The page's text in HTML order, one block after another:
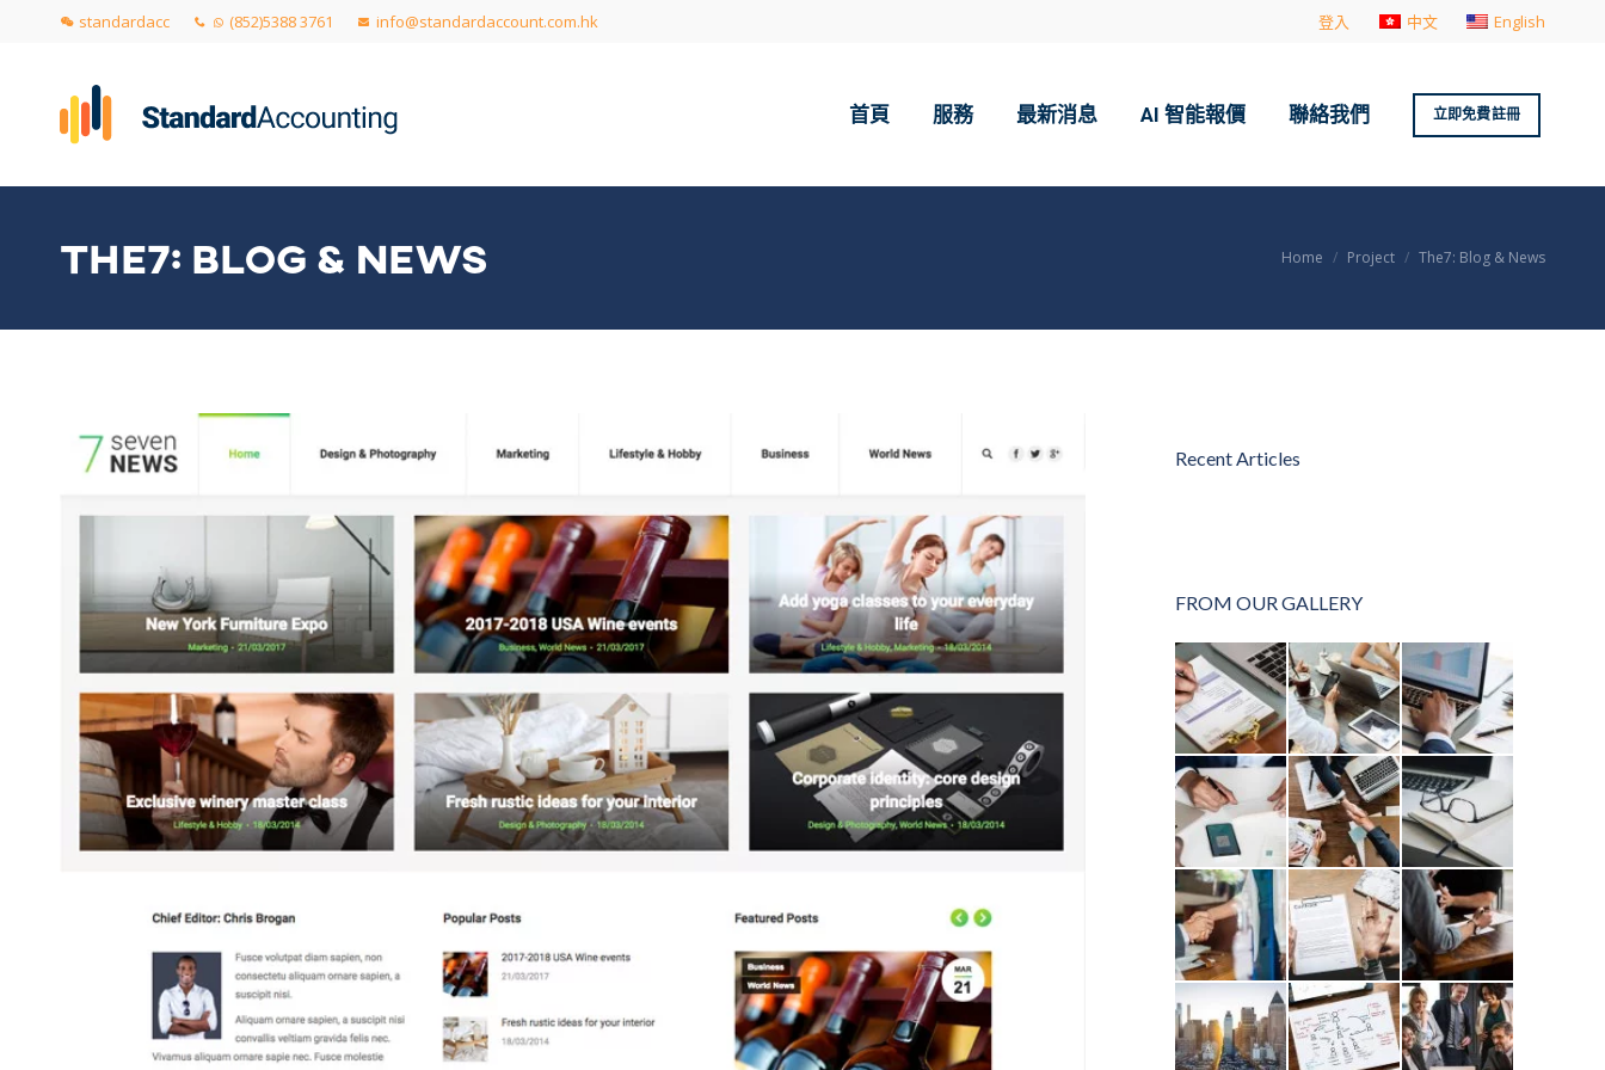
standardacc (852)5388 3761 info@standardaccount.com.hk 登入 中文 English
首頁 服務 最新消息 AI 智能報價 聯絡我們 立即免費註冊
THE7: BLOG & NEWS You are here:
Home Project The7: Blog & News
Recent Articles
FROM OUR GALLERY